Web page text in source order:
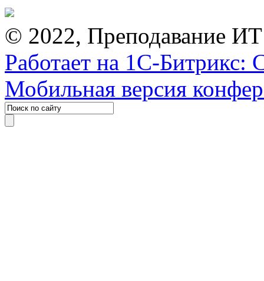
© 2022, Преподавание
Работает на 1С-Битрикс:
Мобильная версия